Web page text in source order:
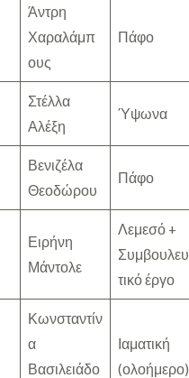
Άντρη
Χαραλάμπ
ους
Πάφο
Στέλλα
Αλέξη
Ύψωνα
Βενιζέλα
Θεοδώρου
Πάφο
Ειρήνη
Μάντολε
Λεμεσό +
Συμβουλευ
τικό έργο
Κωνσταντίν
α
Βασιλειάδο
Ιαματική
(ολοήμερο)